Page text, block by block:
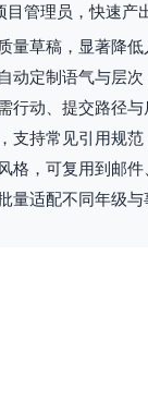
管理员，快速产
量草稿，显著降
动定制语气与层
行动、提交路径
支持常见引用规
格，可复用到邮
量适配不同年级